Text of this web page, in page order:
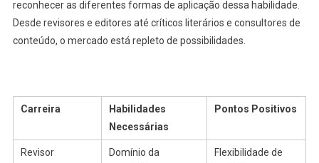
reconhecer as diferentes formas de aplicação dessa habilidade.
Desde revisores e editores até críticos literários e consultores de
conteúdo, o mercado está repleto de possibilidades.
Carreira
Habilidades
Necessárias
Pontos Positivos
Revisor
Domínio da
Flexibilidade de